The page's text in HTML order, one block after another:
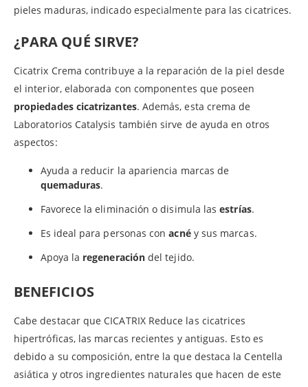
pieles maduras, indicado especialmente para las cicatrices.
¿PARA QUÉ SIRVE?
Cicatrix Crema contribuye a la reparación de la piel desde
el interior, elaborada con componentes que poseen
propiedades cicatrizantes. Además, esta crema de
Laboratorios Catalysis también sirve de ayuda en otros
aspectos:
Ayuda a reducir la apariencia marcas de
quemaduras.
Favorece la eliminación o disimula lasestrías.
Es ideal para personas conacnéy sus marcas.
Apoya la regeneracióndel tejido.
BENEFICIOS
Cabe destacar que CICATRIX Reduce las cicatrices
hipertróficas, las marcas recientes y antiguas. Esto es
debido a su composición, entre la que destaca la Centella
asiática y otros ingredientes naturales que hacen de este